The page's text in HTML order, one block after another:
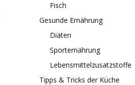
Fisch
Gesunde Ernährung
Diäten
Sporternährung
Lebensmittelzusatzstoffe
Tipps & Tricks der Küche